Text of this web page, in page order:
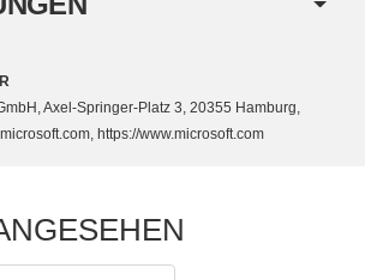
Axel-Springer-Platz 3, 20355 Hamburg,
https://www.microsoft.com